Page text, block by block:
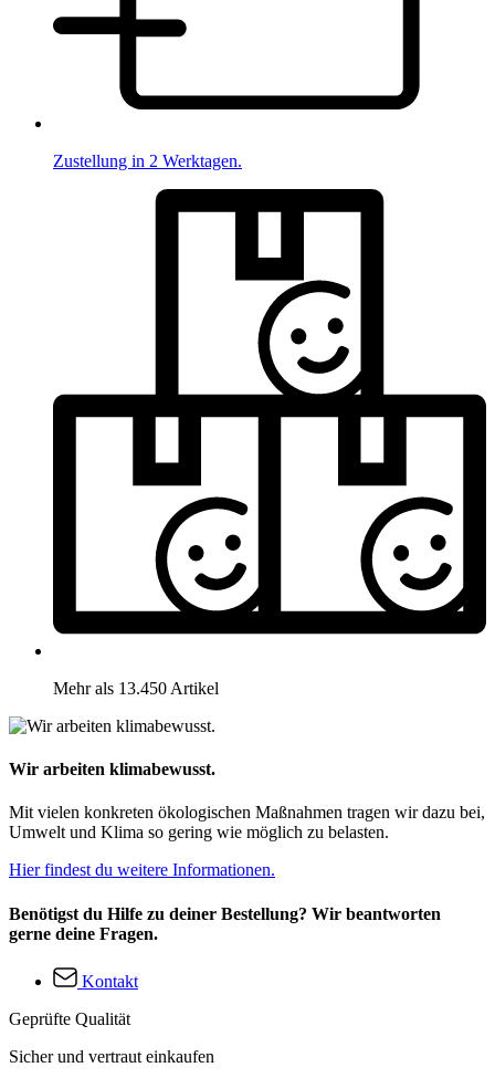
Zustellung in 2 Werktagen.
Mehr als 13.450 Artikel
Wir arbeiten klimabewusst.
Mit vielen konkreten ökologischen Maßnahmen tragen wir dazu bei,
Umwelt und Klima so gering wie möglich zu belasten.
Hier findest du weitere Informationen.
Benötigst du Hilfe zu deiner Bestellung? Wir beantworten
gerne deine Fragen.
Kontakt
Geprüfte Qualität
Sicher und vertraut einkaufen